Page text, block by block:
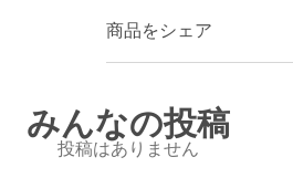
商品をシェア
みんなの投稿
投稿はありません